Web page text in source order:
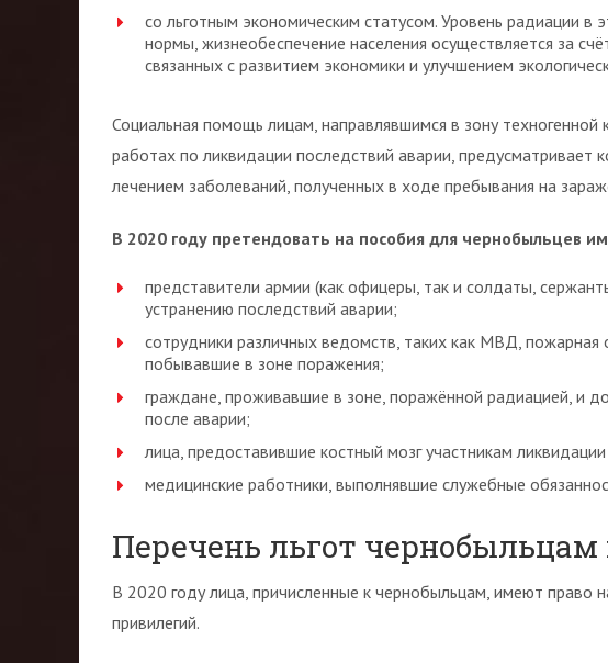
со льготным экономическим статусом. Уровень радиации в
нормы, жизнеобеспечение населения осуществляется за
связанных с развитием экономики и улучшением
Социальная помощь лицам, направлявшимся в зону
работах по ликвидации последствий аварии, предусматривает
лечением заболеваний, полученных в ходе пребывания на
В 2020 году претендовать на пособия для чернобыльцев
представители армии (как офицеры, так и солдаты,
устранению последствий аварии;
сотрудники различных ведомств, таких как МВД, пожарная
побывавшие в зоне поражения;
граждане, проживавшие в зоне, поражённой радиацией, и
после аварии;
лица, предоставившие костный мозг участникам
медицинские работники, выполнявшие служебные
Перечень льгот чернобыльцам
В 2020 году лица, причисленные к чернобыльцам, имеют право
привилегий.